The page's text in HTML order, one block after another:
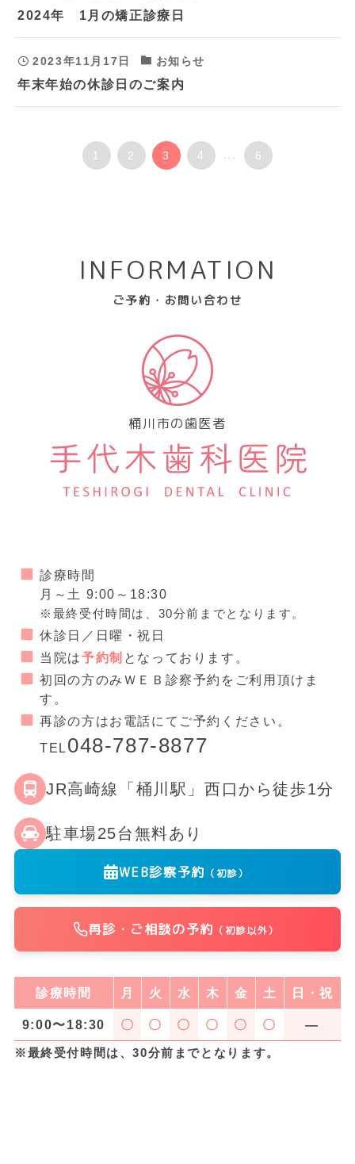
2024年 1月の矯正診療日
2023年11月17日 お知らせ
年末年始の休診日のご案内
1 2 3 4 6
INFORMATION
ご予約・お問い合わせ
桶川市の歯医者
診療時間
月～土 9:00～18:30
※最終受付時間は、30分前までとなります。
休診日／日曜・祝日
当院は予約制 となっております。
初回の方のみＷＥＢ診察予約をご利用頂けま
す。
再診の方はお電話にてご予約ください。
TEL 048-787-8877
JR高崎線「桶川駅」西口から徒歩1分
駐車場25台無料あり
WEB診察予約 （初診）
再診・ご相談の予約 （初診以外）
診療時間 月 火 水 木 金 土 日・祝
9:00〜18:30 〇 〇 〇 〇 〇 〇 ―
※最終受付時間は、30分前までとなります。